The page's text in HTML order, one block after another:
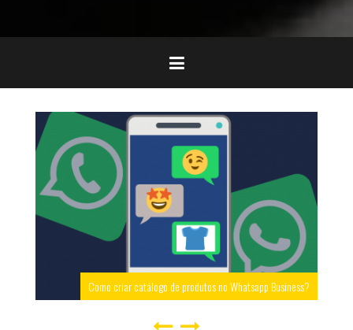
Como criar catálogo de produtos no Whatsapp Business?